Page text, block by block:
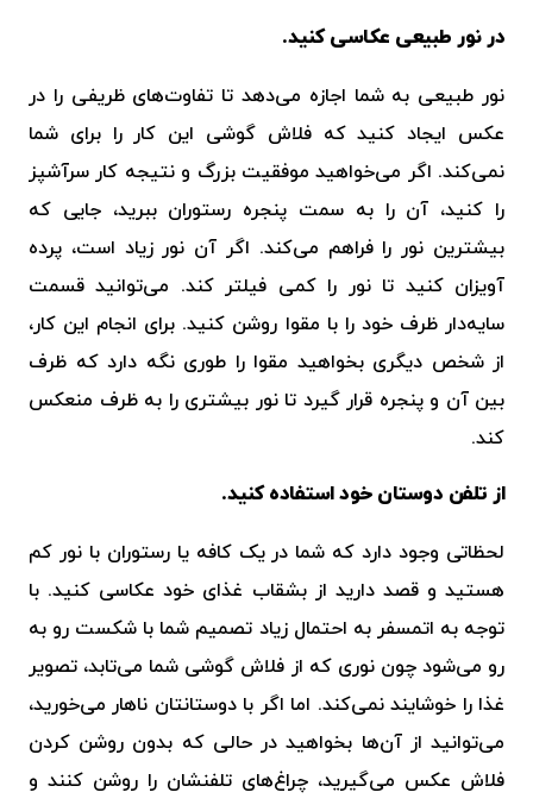
در نور طبیعی عکاسی کنید.
نور طبیعی به شما اجازه می‌دهد تا تفاوت‌های ظریفی را در
عکس ایجاد کنید که فلاش گوشی این کار را برای شما
نمی‌کند. اگر می‌خواهید موفقیت بزرگ و نتیجه کار سرآشپز
را کنید، آن را به سمت پنجره رستوران ببرید، جایی که
بیشترین نور را فراهم می‌کند. اگر آن نور زیاد است، پرده
آویزان کنید تا نور را کمی فیلتر کند. می‌توانید قسمت
سایه‌دار ظرف خود را با مقوا روشن کنید. برای انجام این کار،
از شخص دیگری بخواهید مقوا را طوری نگه دارد که ظرف
بین آن و پنجره قرار گیرد تا نور بیشتری را به ظرف منعکس
کند.
از تلفن دوستان خود استفاده کنید.
لحظاتی وجود دارد که شما در یک کافه یا رستوران با نور کم
هستید و قصد دارید از بشقاب غذای خود عکاسی کنید. با
توجه به اتمسفر به احتمال زیاد تصمیم شما با شکست رو به
رو می‌شود چون نوری که از فلاش گوشی شما می‌تابد، تصویر
غذا را خوشایند نمی‌کند. اما اگر با دوستانتان ناهار می‌خورید،
می‌توانید از آن‌ها بخواهید در حالی که بدون روشن کردن
فلاش عکس می‌گیرید، چراغ‌های تلفنشان را روشن کنند و